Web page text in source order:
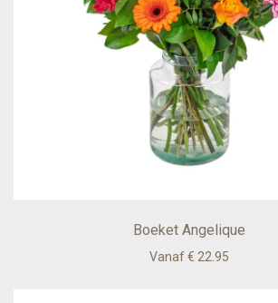
Boeket Angelique
Vanaf € 22.95